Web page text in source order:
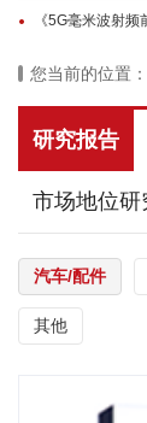
《5G毫米波射
您当前的位置：
研究报告
市场地位研
汽车/配件
其他